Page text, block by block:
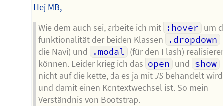
Hej MB,
Wie dem auch sei, arbeite ich mit :hover um
funktionalität der beiden Klassen
.dropdown
die Navi) und
.modal (für den Flash)
können. Leider krieg ich das open und show
nicht auf die kette, da es ja mitJSbehandelt wird
und damit einen Kontextwechsel ist. So mein
Verständnis von Bootstrap.